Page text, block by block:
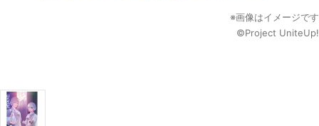
※画像はイメージです
©Project UniteUp!